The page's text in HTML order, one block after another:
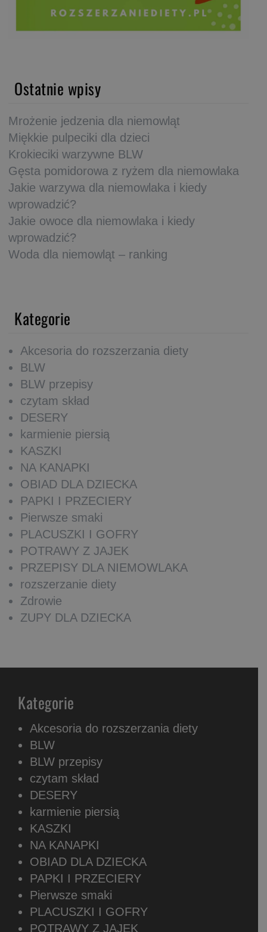
Ostatnie wpisy
Mrożenie jedzenia dla niemowląt
Miękkie pulpeciki dla dzieci
Krokieciki warzywne BLW
Gęsta pomidorowa z ryżem dla niemowlaka
Jakie warzywa dla niemowlaka i kiedy
wprowadzić?
Jakie owoce dla niemowlaka i kiedy
wprowadzić?
Woda dla niemowląt – ranking
Kategorie
Akcesoria do rozszerzania diety
BLW
BLW przepisy
czytam skład
DESERY
karmienie piersią
KASZKI
NA KANAPKI
OBIAD DLA DZIECKA
PAPKI I PRZECIERY
Pierwsze smaki
PLACUSZKI I GOFRY
POTRAWY Z JAJEK
PRZEPISY DLA NIEMOWLAKA
rozszerzanie diety
Zdrowie
ZUPY DLA DZIECKA
Kategorie
Akcesoria do rozszerzania diety
BLW
BLW przepisy
czytam skład
DESERY
karmienie piersią
KASZKI
NA KANAPKI
OBIAD DLA DZIECKA
PAPKI I PRZECIERY
Pierwsze smaki
PLACUSZKI I GOFRY
POTRAWY Z JAJEK